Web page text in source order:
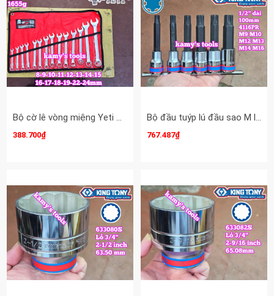
Bộ cờ lê vòng miệng Yeti đầu búa 14 chi tiết 8-24mm YETI-32201A
388.700₫
Bộ đầu tuýp lú đầu sao M lớn vuông 1/2 inch dài 100mm Kingtony 4116PR 6 chi tiết M9 M10 M12 M13 M14 M16
767.487₫